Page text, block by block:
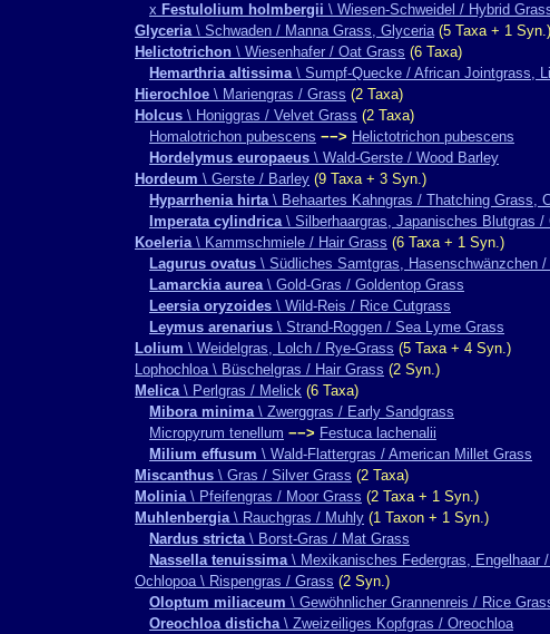
x Festulolium holmbergii \ Wiesen-Schweidel / Hybrid
Glyceria\ Schwaden / Manna Grass, Glyceria(5 Taxa + 1 Syn.)
Helictotrichon \ Wiesenhafer / Oat Grass (6 Taxa)
Hemarthria altissima\ Sumpf-Quecke / African Jointgrass,
Hierochloe \ Mariengras / Grass (2 Taxa)
Holcus \ Honiggras / Velvet Grass (2 Taxa)
Homalotrichon pubescens −−> Helictotrichon pubescens
Hordelymus europaeus \ Wald-Gerste / Wood Barley
Hordeum \ Gerste / Barley (9 Taxa + 3 Syn.)
Hyparrhenia hirta\ Behaartes Kahngras / Thatching Grass,
Imperata cylindrica\ Silberhaargras, Japanisches Blutgras /
Koeleria\ Kammschmiele / Hair Grass (6 Taxa + 1 Syn.)
Lagurus ovatus \ Südliches Samtgras, Hasenschwänzchen /
Lamarckia aurea\ Gold-Gras / Goldentop Grass
Leersia oryzoides \ Wild-Reis / Rice Cutgrass
Leymus arenarius \ Strand-Roggen / Sea Lyme Grass
Lolium \ Weidelgras, Lolch / Rye-Grass (5 Taxa + 4 Syn.)
Lophochloa \ Büschelgras / Hair Grass (2 Syn.)
Melica\ Perlgras / Melick (6 Taxa)
Mibora minima\ Zwerggras / Early Sandgrass
Micropyrum tenellum −−> Festuca lachenalii
Milium effusum \ Wald-Flattergras / American Millet Grass
Miscanthus \ Gras / Silver Grass (2 Taxa)
Molinia\ Pfeifengras / Moor Grass (2 Taxa + 1 Syn.)
Muhlenbergia\ Rauchgras / Muhly (1 Taxon + 1 Syn.)
Nardus stricta\ Borst-Gras / Mat Grass
Nassella tenuissima\ Mexikanisches Federgras, Engelhaar
Ochlopoa \ Rispengras / Grass (2 Syn.)
Oloptum miliaceum \ Gewöhnlicher Grannenreis / Rice
Oreochloa disticha\ Zweizeiliges Kopfgras / Oreochloa